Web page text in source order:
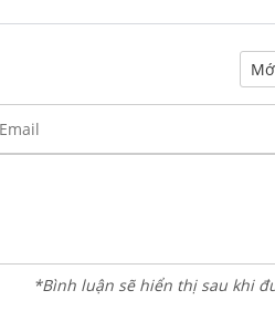
*Bình luận sẽ hiển thị sau khi